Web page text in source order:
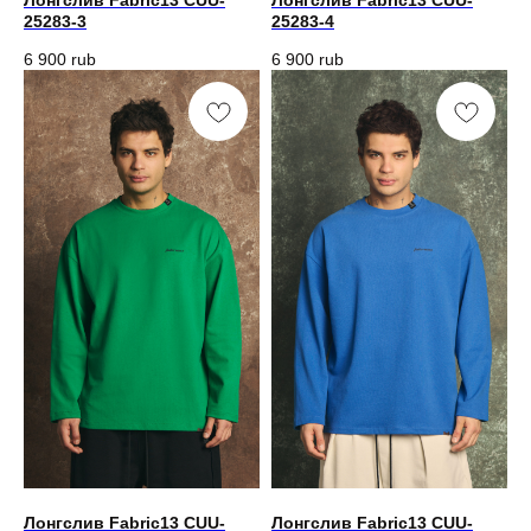
25283-3
6 900 rub
25283-4
6 900 rub
Лонгслив Fabric13 CUU- Лонгслив Fabric13 CUU-